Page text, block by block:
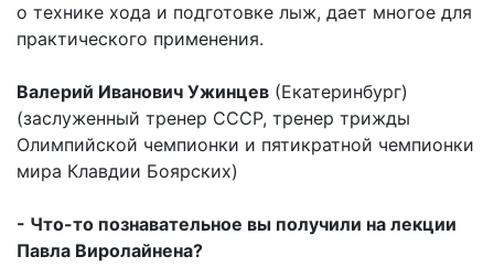
о технике хода и подготовке лыж, дает многое для
практического применения.
Валерий Иванович Ужинцев (Екатеринбург)
(заслуженный тренер СССР, тренер трижды
Олимпийской чемпионки и пятикратной чемпионки
мира Клавдии Боярских)
- Что-то познавательное вы получили на лекции
Павла Виролайнена?